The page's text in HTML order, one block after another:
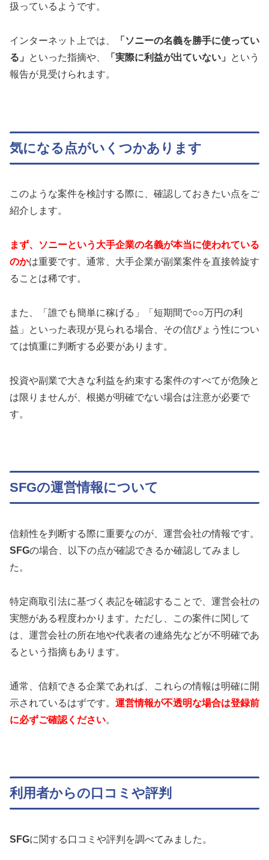
扱っているようです。
インターネット上では、
「ソニーの名義を勝手に使ってい
る」
といった指摘や、 「実際に利益が出ていない」
という
報告が見受けられます。
気になる点がいくつかあります
このような案件を検討する際に、確認しておきたい点をご
紹介します。
まず、ソニーという大手企業の名義が本当に使われている
のかは重要です。通常、大手企業が副業案件を直接斡旋す
ることは稀です。
また、「誰でも簡単に稼げる」「短期間で○○万円の利
益」といった表現が見られる場合、その信ぴょう性につい
ては慎重に判断する必要があります。
投資や副業で大きな利益を約束する案件のすべてが危険と
は限りませんが、根拠が明確でない場合は注意が必要で
す。
SFGの運営情報について
信頼性を判断する際に重要なのが、運営会社の情報です。
SFGの場合、以下の点が確認できるか確認してみまし
た。
特定商取引法に基づく表記を確認することで、運営会社の
実態がある程度わかります。ただし、この案件に関して
は、運営会社の所在地や代表者の連絡先などが不明確であ
るという指摘もあります。
通常、信頼できる企業であれば、これらの情報は明確に開
示されているはずです。 運営情報が不透明な場合は登録前
に必ずご確認ください。
利用者からの口コミや評判
SFGに関する口コミや評判を調べてみました。